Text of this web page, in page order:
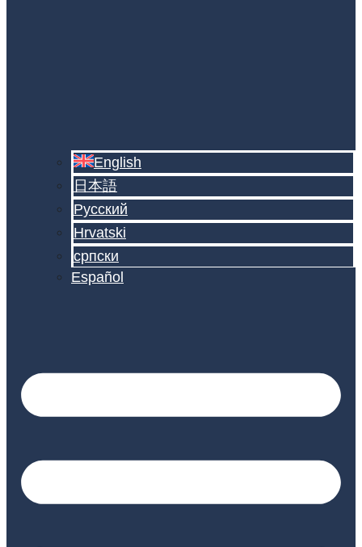
English
日本語
Русский
Hrvatski
српски
Español